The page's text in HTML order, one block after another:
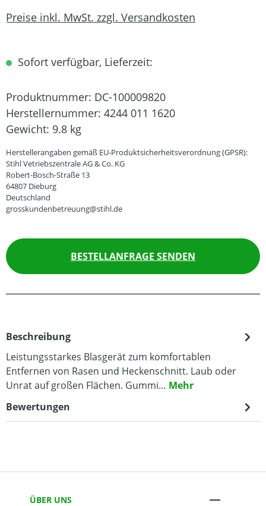
Preise inkl. MwSt. zzgl. Versandkosten
Sofort verfügbar, Lieferzeit:
Produktnummer: DC-100009820
Herstellernummer: 4244 011 1620
Gewicht: 9.8 kg
Herstellerangaben gemäß EU-Produktsicherheitsverordnung (GPSR):
Stihl Vetriebszentrale AG & Co. KG
Robert-Bosch-Straße 13
64807 Dieburg
Deutschland
grosskundenbetreuung@stihl.de
BESTELLANFRAGE SENDEN
Beschreibung
Leistungsstarkes Blasgerät zum komfortablen
Entfernen von Rasen und Heckenschnitt. Laub oder
Unrat auf großen Flächen. Gummi… Mehr
Bewertungen
ÜBER UNS